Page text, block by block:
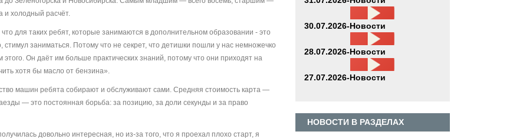
и холодный расчёт.
для таких ребят, которые занимаются в дополнительном образовании - это
заниматься. Потому что не секрет, что детишки пошли у нас немножечко
Он даёт им больше практических знаний, потому что они приходят на
хотя бы масло от бензина».
машин ребята собирают и обслуживают сами. Средняя стоимость карта —
— это постоянная борьба: за позицию, за доли секунды и за право
довольно интересная, но из-за того, что я проехал плохо старт, я
30.07.2026-Новости
28.07.2026-Новости
27.07.2026-Новости
НОВОСТИ В РАЗДЕЛАХ